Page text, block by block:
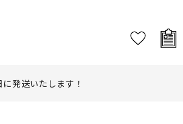
に発送いたします！